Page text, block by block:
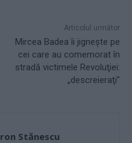
Articolul următor
Mircea Badea îi jigneşte pe
cei care au comemorat în
stradă victimele Revoluţiei:
„descreieraţi”
Stănescu